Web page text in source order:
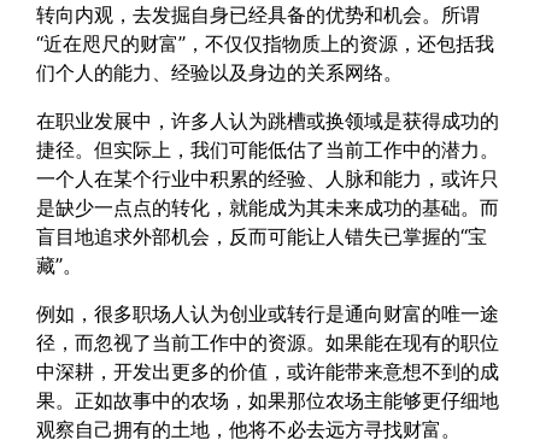
转向内观，去发掘自身已经具备的优势和机会。所谓
“近在咫尺的财富”，不仅仅指物质上的资源，还包括我
们个人的能力、经验以及身边的关系网络。
在职业发展中，许多人认为跳槽或换领域是获得成功的
捷径。但实际上，我们可能低估了当前工作中的潜力。
一个人在某个行业中积累的经验、人脉和能力，或许只
是缺少一点点的转化，就能成为其未来成功的基础。而
盲目地追求外部机会，反而可能让人错失已掌握的“宝
藏”。
例如，很多职场人认为创业或转行是通向财富的唯一途
径，而忽视了当前工作中的资源。如果能在现有的职位
中深耕，开发出更多的价值，或许能带来意想不到的成
果。正如故事中的农场，如果那位农场主能够更仔细地
观察自己拥有的土地，他将不必去远方寻找财富。